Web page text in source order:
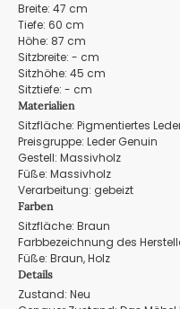
Breite: 47 cm
Tiefe: 60 cm
Höhe: 87 cm
Sitzbreite: - cm
Sitzhöhe: 45 cm
Sitztiefe: - cm
Materialien
Sitzfläche: Pigmentiertes
Preisgruppe: Leder Genuin
Gestell: Massivholz
Füße: Massivholz
Verarbeitung: gebeizt
Farben
Sitzfläche: Braun
Farbbezeichnung des
Füße: Braun, Holz
Details
Zustand: Neu